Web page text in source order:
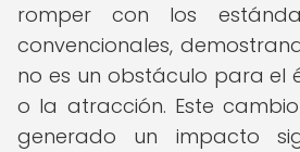
romper con los
convencionales,
no es un obstáculo para el
o la atracción. Este
generado un impacto